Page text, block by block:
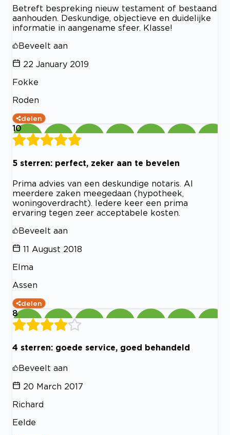
Betreft bespreking nieuw testament of bestaand
aanhouden. Deskundige, objectieve en duidelijke
informatie in aangename sfeer. Klasse!
Beveelt aan
22 January 2019
Fokke
Roden
delen
10
5 sterren: perfect, zeker aan te bevelen
Prima advies van een deskundige notaris. Al
meerdere zaken meegedaan (hypotheek,
woningoverdracht). Iedere keer een prima
ervaring tegen zeer acceptabele kosten.
Beveelt aan
11 August 2018
Elma
Assen
delen
8
4 sterren: goede service, goed behandeld
Beveelt aan
20 March 2017
Richard
Eelde